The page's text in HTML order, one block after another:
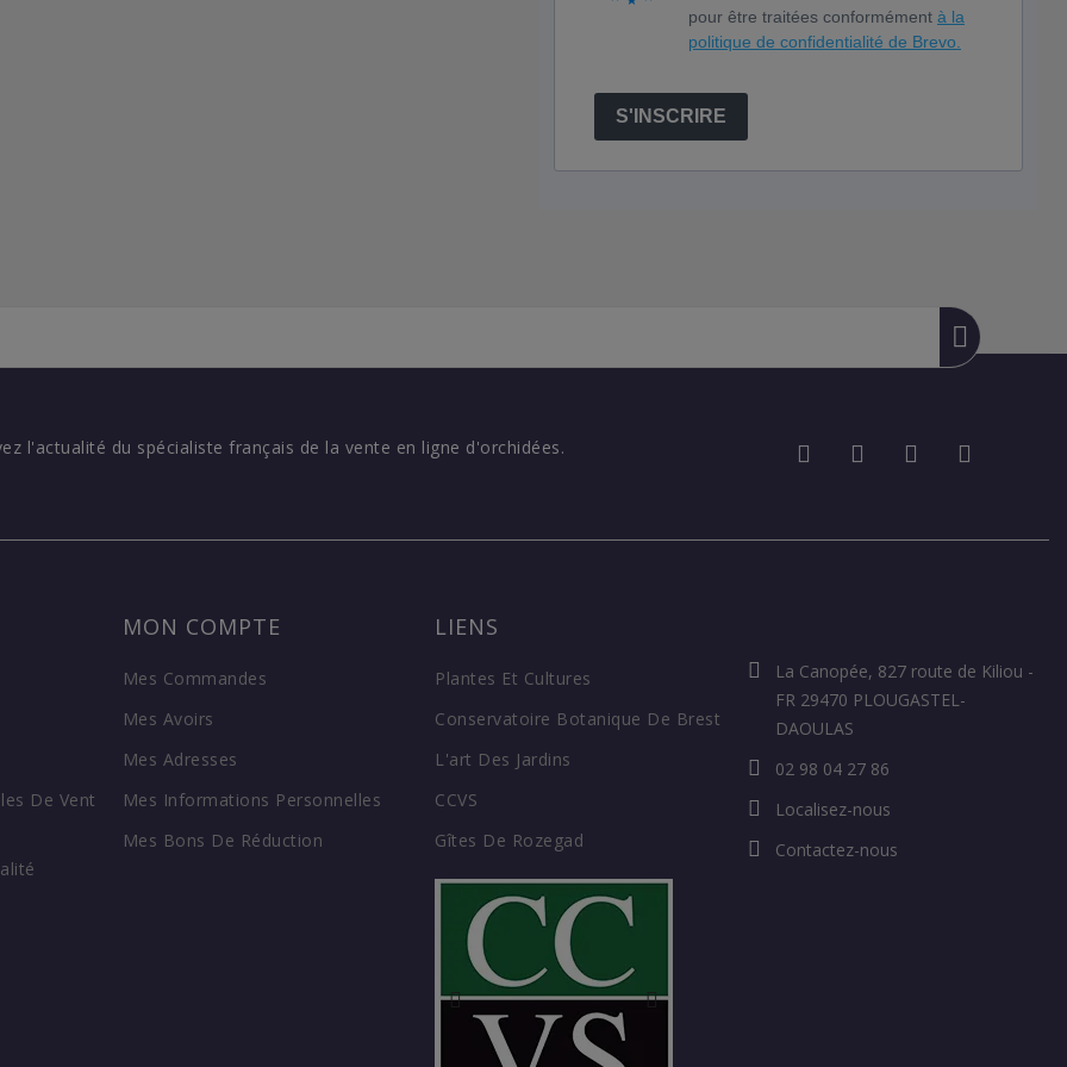
pour être traitées conformément à la
politique de confidentialité de Brevo.
S'INSCRIRE
l'actualité du spécialiste français de la vente en ligne d'orchidées.
De Vent
MON COMPTE
Mes Commandes
Mes Avoirs
Mes Adresses
Mes Informations Personnelles
Mes Bons De Réduction
LIENS
Plantes Et Cultures
Conservatoire Botanique De Brest
L'art Des Jardins
CCVS
Gîtes De Rozegad
La Canopée, 827 route de Kiliou -
FR 29470 PLOUGASTEL-
DAOULAS
02 98 04 27 86
Localisez-nous
Contactez-nous